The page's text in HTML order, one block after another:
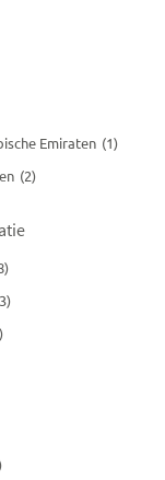
Emiraten (1)
(2)